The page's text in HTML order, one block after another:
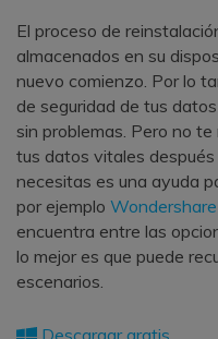
El proceso de
almacenados en su
nuevo comienzo. Por lo
de seguridad de tus
sin problemas. Pero no
tus datos vitales
necesitas es una ayuda
por ejemplo
encuentra entre las
lo mejor es que puede
escenarios.